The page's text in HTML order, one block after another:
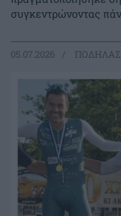
συγκεντρώνοντας
05.07.2026